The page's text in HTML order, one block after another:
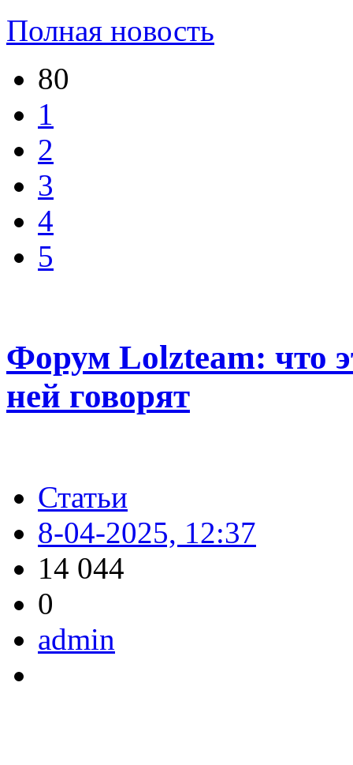
Полная новость
80
1
2
3
4
5
Форум Lolzteam: что
ней говорят
Статьи
8-04-2025, 12:37
14 044
0
admin